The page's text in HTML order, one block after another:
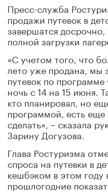
Пресс-служба
продажи путевок в
завершатся
полной загрузки
«С учетом того, что
лето уже продана, мы
путевок по
ночь с 14 на 15 июня.
кто планировал, но
программой, есть еще
сделать», – сказала
Зарину Догузова.
Глава Ростуризма
спроса на путевки в
кешбэком в этом году
прошлогодние